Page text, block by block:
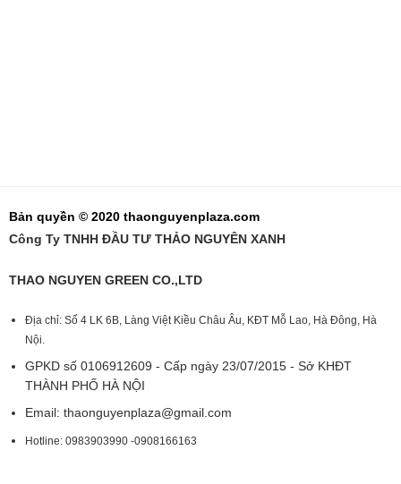
Bản quyền © 2020 thaonguyenplaza.com
Công Ty TNHH ĐẦU TƯ THẢO NGUYÊN XANH
THAO NGUYEN GREEN CO.,LTD
Địa chỉ: Số 4 LK 6B, Làng Việt Kiều Châu Âu, KĐT Mỗ Lao, Hà Đông, Hà
Nội.
GPKD số 0106912609 - Cấp ngày 23/07/2015 - Sở KHĐT
THÀNH PHỐ HÀ NỘI
Email: thaonguyenplaza@gmail.com
Hotline: 0983903990 -0908166163